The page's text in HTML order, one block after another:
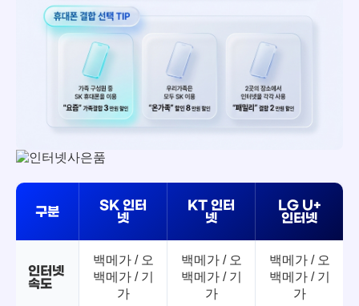
구분
SK 인터
넷
KT 인터
넷
LG U+
인터넷
인터넷
속도
백메가 / 오
백메가 / 기
가
백메가 / 오
백메가 / 기
가
백메가 / 오
백메가 / 기
가